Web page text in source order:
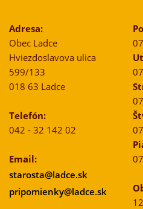
Adresa:
Obec Ladce
Hviezdoslavova ulica
599/133
018 63 Ladce
Telefón:
042 - 32 142 02
Email:
starosta@ladce.sk
pripomienky@ladce.sk